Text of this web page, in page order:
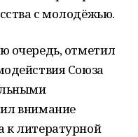
с молодёжью.
очередь, отметил
Союза
внимание
к литературной